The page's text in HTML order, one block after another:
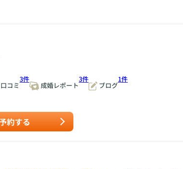
口コミ
3件
成婚レポート
3件
ブログ
1件
約する